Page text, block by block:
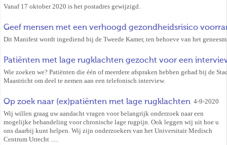
Vanaf 17 oktober 2020 is het postadres gewijzigd.
Geef mensen met een verhoogd gezondheidsrisico
Dit Manifest wordt ingediend bij de Tweede Kamer, ten behoeve van het
Patiënten met lage rugklachten gezocht voor een
Wie zoeken we? Patiënten die één of meerdere afspraken hebben gehad bij de
Maastricht om deel te nemen aan een telefonisch interview.
Op zoek naar (ex)patiënten met lage rugklachten 4-9-2020
Wij willen graag uw aandacht vragen voor belangrijk onderzoek naar een
mogelijke behandeling voor chronische lage rugpijn. Ook leggen wij uit hoe u
ons daarbij kunt helpen. Wij zijn onderzoekers van het Universitair Medisch
Centrum Utrecht .....